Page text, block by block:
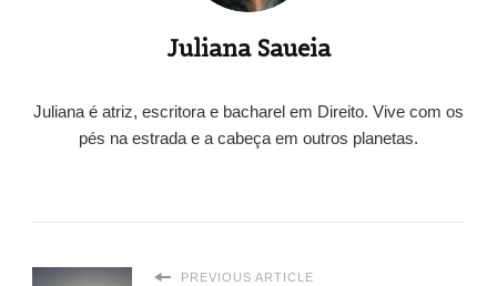
Juliana Saueia
Juliana é atriz, escritora e bacharel em Direito. Vive com os
pés na estrada e a cabeça em outros planetas.
PREVIOUS ARTICLE